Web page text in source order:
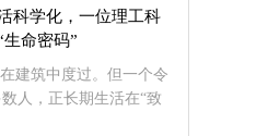
科学化，一位理工科
命密码”
建筑中度过。但一个令
人，正长期生活在“致